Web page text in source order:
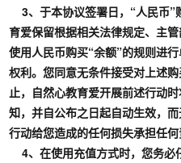
3、于本协议签署日，“人民币”
育爱保留根据相关法律规定、主
使用人民币购买“余额”的规则进
权利。您同意无条件接受对上述
止，自然心教育爱开展前述行动
知，并自公布之日起自动生效，
行动给您造成的任何损失承担任何
4、在使用充值方式时，您务必